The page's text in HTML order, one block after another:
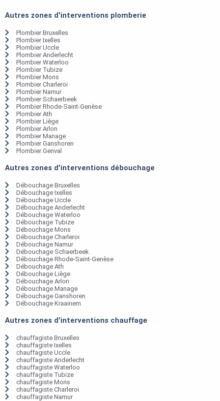
Autres zones d'interventions plomberie
Plombier Bruxelles
Plombier Ixelles
Plombier Uccle
Plombier Anderlecht
Plombier Waterloo
Plombier Tubize
Plombier Mons
Plombier Charleroi
Plombier Namur
Plombier Schaerbeek
Plombier Rhode-Saint-Genèse
Plombier Ath
Plombier Liège
Plombier Arlon
Plombier Manage
Plombier Ganshoren
Plombier Genval
Autres zones d'interventions débouchage
Débouchage Bruxelles
Débouchage Ixelles
Débouchage Uccle
Débouchage Anderlecht
Débouchage Waterloo
Débouchage Tubize
Débouchage Mons
Débouchage Charleroi
Débouchage Namur
Débouchage Schaerbeek
Débouchage Rhode-Saint-Genèse
Débouchage Ath
Débouchage Liège
Débouchage Arlon
Débouchage Manage
Débouchage Ganshoren
Débouchage Kraainem
Autres zones d'interventions chauffage
chauffagiste Bruxelles
chauffagiste Ixelles
chauffagiste Uccle
chauffagiste Anderlecht
chauffagiste Waterloo
chauffagiste Tubize
chauffagiste Mons
chauffagiste Charleroi
chauffagiste Namur